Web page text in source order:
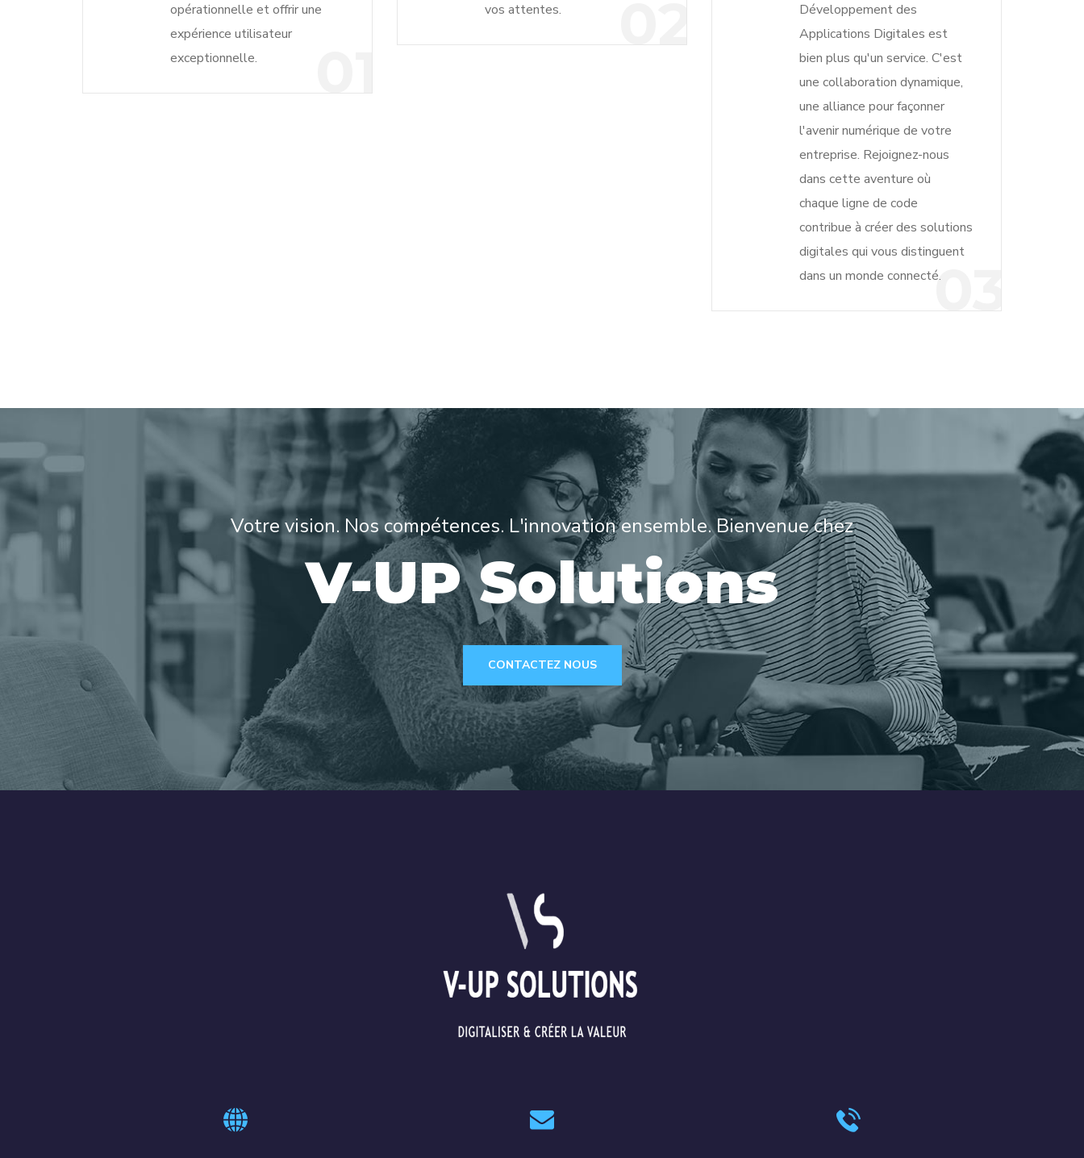
opérationnelle et offrir une
expérience utilisateur
exceptionnelle.
vos attentes.
03
Développement des
Applications Digitales est
bien plus qu'un service. C'est
une collaboration dynamique,
une alliance pour façonner
l'avenir numérique de votre
entreprise. Rejoignez-nous
dans cette aventure où
chaque ligne de code
contribue à créer des solutions
digitales qui vous distinguent
dans un monde connecté.
Votre vision. Nos compétences. L'innovation ensemble. Bienvenue chez
V-UP Solutions
CONTACTEZ NOUS